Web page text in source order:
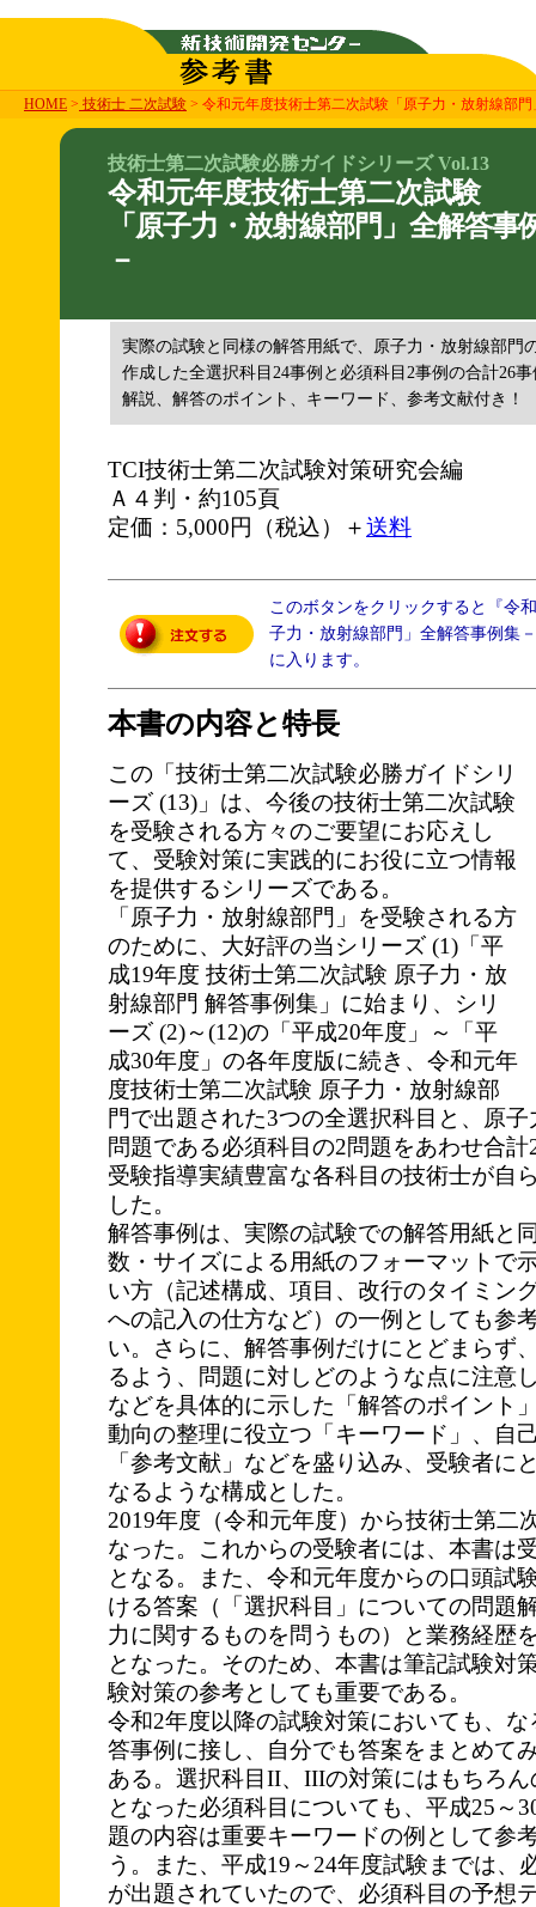
HOME > 技術士 二次試験 > 令和元年度技術士第二次試験「原子力・放射線部
技術士第二次試験必勝ガイドシリーズ Vol.13
令和元年度技術士第二次試験
「原子力・放射線部門」全解答事
－
実際の試験と同様の解答用紙で、原子力・放射線部門
作成した全選択科目24事例と必須科目2事例の合計26
解説、解答のポイント、キーワード、参考文献付き！
TCI技術士第二次試験対策研究会編
Ａ４判・約105頁
定価：5,000円（税込）＋送料
このボタンをクリックすると『令
子力・放射線部門」全解答事例集
に入ります。
本書の内容と特長
この「技術士第二次試験必勝ガイドシリ
ーズ (13)」は、今後の技術士第二次試験
を受験される方々のご要望にお応えし
て、受験対策に実践的にお役に立つ情報
を提供するシリーズである。
「原子力・放射線部門」を受験される方
のために、大好評の当シリーズ (1)「平
成19年度 技術士第二次試験 原子力・放
射線部門 解答事例集」に始まり、シリ
ーズ (2)～(12)の「平成20年度」～「平
成30年度」の各年度版に続き、令和元年
度技術士第二次試験 原子力・放射線部
門で出題された3つの全選択科目と、原
問題である必須科目の2問題をあわせ合
受験指導実績豊富な各科目の技術士が自
した。
解答事例は、実際の試験での解答用紙と
数・サイズによる用紙のフォーマットで
い方（記述構成、項目、改行のタイミン
への記入の仕方など）の一例としても参
い。さらに、解答事例だけにとどまらず
るよう、問題に対しどのような点に注意
などを具体的に示した「解答のポイント
動向の整理に役立つ「キーワード」、自
「参考文献」などを盛り込み、受験者に
なるような構成とした。
2019年度（令和元年度）から技術士第二
なった。これからの受験者には、本書は
となる。また、令和元年度からの口頭試
ける答案（「選択科目」についての問題
力に関するものを問うもの）と業務経歴
となった。そのため、本書は筆記試験対
験対策の参考としても重要である。
令和2年度以降の試験対策においても、
答事例に接し、自分でも答案をまとめて
ある。選択科目II、IIIの対策にはもちろ
となった必須科目についても、平成25～
題の内容は重要キーワードの例として参
う。また、平成19～24年度試験までは、
が出題されていたので、必須科目の予想